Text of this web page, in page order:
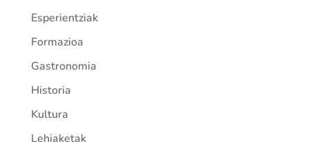
Esperientziak
Formazioa
Gastronomia
Historia
Kultura
Lehiaketak